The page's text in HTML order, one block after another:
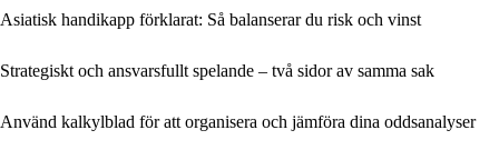
Asiatisk handikapp förklarat: Så balanserar du risk och vinst
Strategiskt och ansvarsfullt spelande – två sidor av samma sak
Använd kalkylblad för att organisera och jämföra dina oddsanalyser